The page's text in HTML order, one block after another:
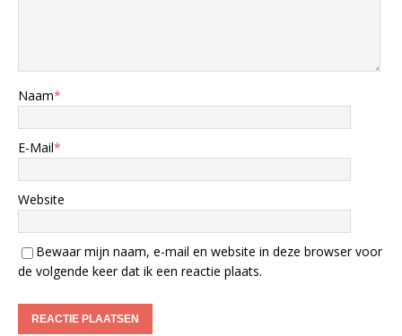
Naam*
E-Mail*
Website
Bewaar mijn naam, e-mail en website in deze browser voor
de volgende keer dat ik een reactie plaats.